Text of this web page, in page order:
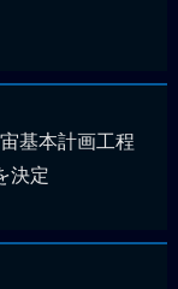
基本計画工程
決定